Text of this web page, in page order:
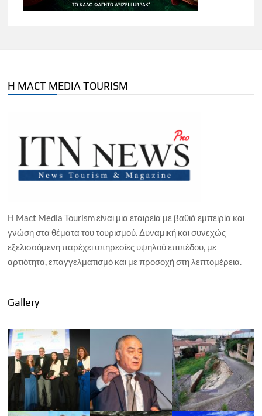
Η MACT MEDIA TOURISM
Η Mact Media Tourism είναι μια εταιρεία με βαθιά εμπειρία και
γνώση στα θέματα του τουρισμού. Δυναμική και συνεχώς
εξελισσόμενη παρέχει υπηρεσίες υψηλού επιπέδου, με
αρτιότητα, επαγγελματισμό και με προσοχή στη λεπτομέρεια.
Gallery